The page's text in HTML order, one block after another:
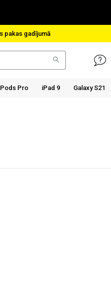
pakas gadījumā
Pro iPad 9 Galaxy S21